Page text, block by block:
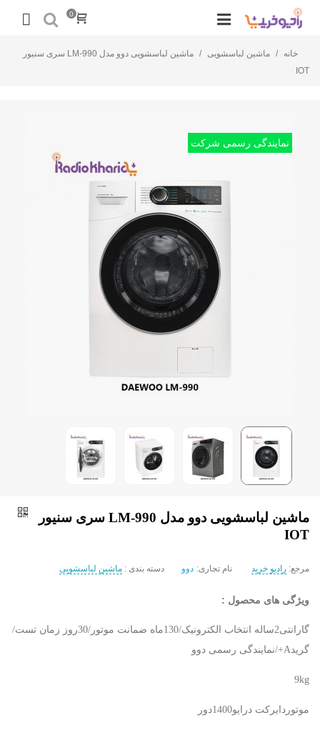
0
خانه / ماشین لباسشویی /
ماشین لباسشویی دوو مدل LM-990 سری سنیور
IOT
نمایندگی رسمی شرکت
ماشین لباسشویی دوو مدل LM-990 سری سنیور
IOT
مرجع: رادیو خرید نام تجاری: دوو دسته بندی : ماشین لباسشویی
ویژگی های محصول :
گارانتی2ساله انتخاب الکترونیک/130ماه ضمانت موتور/30روز زمان تست/
گریدA+/نمایندگی رسمی دوو
9kg
موتوردایرکت درایو1400دور